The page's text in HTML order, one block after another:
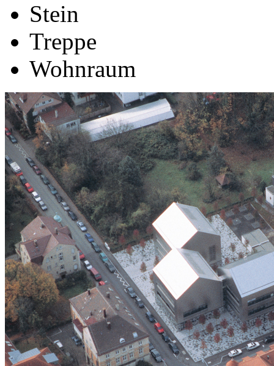
Stein
Treppe
Wohnraum